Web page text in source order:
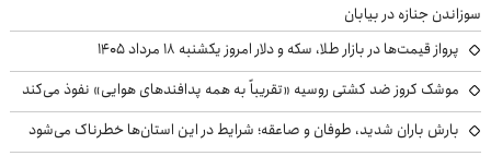
سوزاندن جنازه در بیابان
پرواز قیمت‌ها در بازار طلا، سکه و دلار امروز یکشنبه ۱۸ مرداد ۱۴۰۵
موشک کروز ضد کشتی روسیه «تقریباً به همه پدافندهای هوایی» نفوذ می‌کند
بارش باران شدید، طوفان و صاعقه؛ شرایط در این استان‌ها خطرناک می‌شود